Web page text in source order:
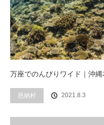
万座でのんびりワイド｜沖
恩納村 2021.8.3